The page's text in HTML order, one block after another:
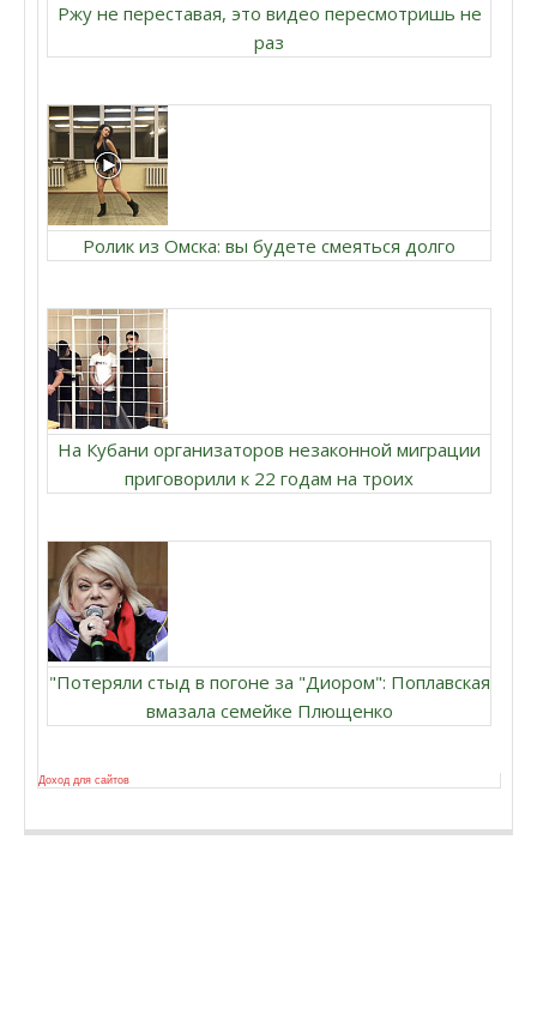
Ржу не переставая, это видео пересмотришь не
раз
Ролик из Омска: вы будете смеяться долго
На Кубани организаторов незаконной миграции
приговорили к 22 годам на троих
"Потеряли стыд в погоне за "Диором": Поплавская
вмазала семейке Плющенко
Доход для сайтов